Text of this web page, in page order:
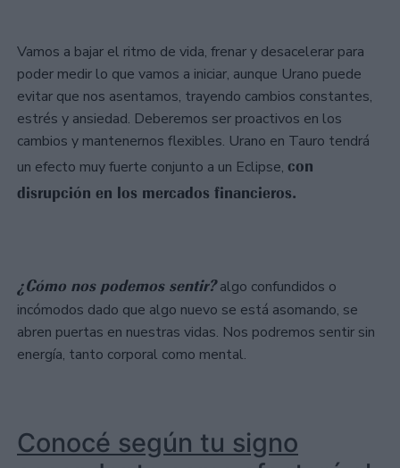
Vamos a bajar el ritmo de vida, frenar y desacelerar para
poder medir lo que vamos a iniciar, aunque Urano puede
evitar que nos asentamos, trayendo cambios constantes,
estrés y ansiedad. Deberemos ser proactivos en los
cambios y mantenernos flexibles. Urano en Tauro tendrá
un efecto muy fuerte conjunto a un Eclipse, con
disrupción en los mercados financieros.
¿Cómo nos podemos sentir?algo confundidos o
incómodos dado que algo nuevo se está asomando, se
abren puertas en nuestras vidas. Nos podremos sentir sin
energía, tanto corporal como mental.
Conocé según tu signo